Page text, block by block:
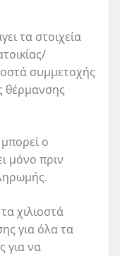
τα στοιχεία
συμμετοχής
θέρμανσης
ο
μόνο πριν
χιλιοστά
για όλα τα
για να